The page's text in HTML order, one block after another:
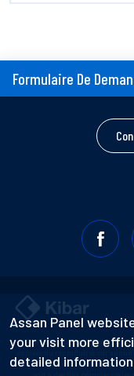
Formulaire De
Les informations contenues
copiées ou reproduites sur
numérique sans consentement
Assan Panel
your visit more
detailed